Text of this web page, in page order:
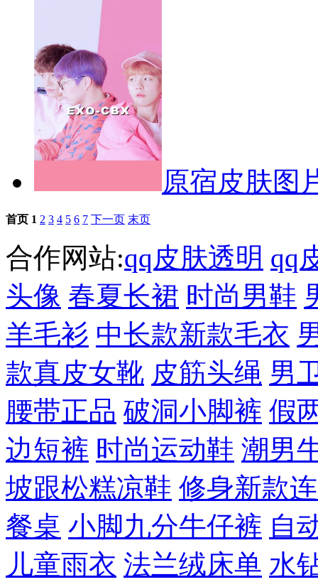
原宿皮肤图
首页 1 2 3 4 5 6 7 下一页 末页
合作网站:qq皮肤透明 qq
头像 春夏长裙 时尚男鞋
羊毛衫 中长款新款毛衣
款真皮女靴 皮筋头绳 男
腰带正品 破洞小脚裤 假
边短裤 时尚运动鞋 潮男
坡跟松糕凉鞋 修身新款
餐桌 小脚九分牛仔裤 自
儿童雨衣 法兰绒床单 水